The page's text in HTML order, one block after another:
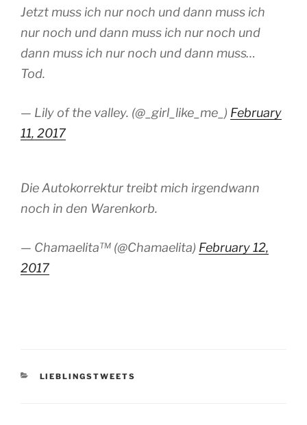
Jetzt muss ich nur noch und dann muss ich
nur noch und dann muss ich nur noch und
dann muss ich nur noch und dann muss…
Tod.
— Lily of the valley. (@_girl_like_me_) February
11, 2017
Die Autokorrektur treibt mich irgendwann
noch in den Warenkorb.
— Chamaelita™ (@Chamaelita) February 12,
2017
KATEGORIEN
LIEBLINGSTWEETS